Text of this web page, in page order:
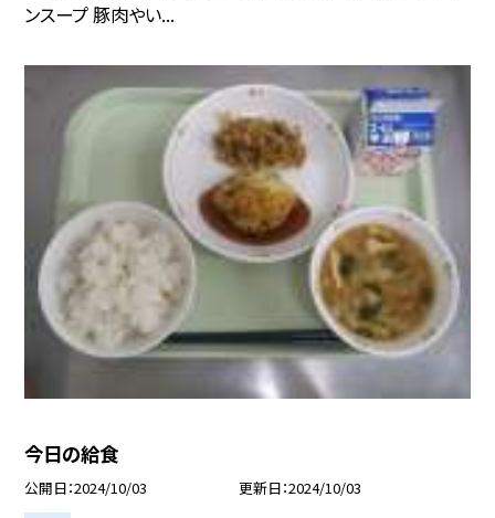
ンスープ 豚肉やい...
今日の給食
公開日 2024/10/03 更新日 2024/10/03